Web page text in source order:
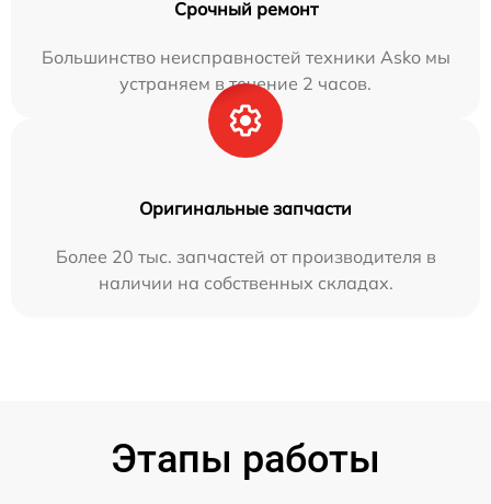
Срочный ремонт
Большинство неисправностей техники Asko мы
устраняем в течение 2 часов.
Оригинальные запчасти
Более 20 тыс. запчастей от производителя в
наличии на собственных складах.
Этапы работы